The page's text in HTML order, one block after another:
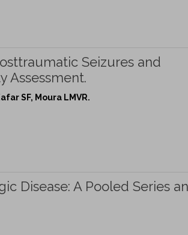
Seizures and
Assessment.
SF, Moura LMVR.
Disease: A Pooled Series